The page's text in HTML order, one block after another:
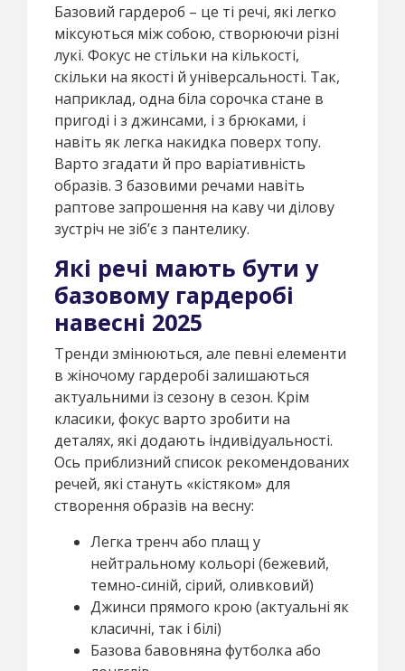
Базовий гардероб – це ті речі, які легко
міксуються між собою, створюючи різні
лукі. Фокус не стільки на кількості,
скільки на якості й універсальності. Так,
наприклад, одна біла сорочка стане в
пригоді і з джинсами, і з брюками, і
навіть як легка накидка поверх топу.
Варто згадати й про варіативність
образів. З базовими речами навіть
раптове запрошення на каву чи ділову
зустріч не зіб’є з пантелику.
Які речі мають бути у
базовому гардеробі
навесні 2025
Тренди змінюються, але певні елементи
в жіночому гардеробі залишаються
актуальними із сезону в сезон. Крім
класики, фокус варто зробити на
деталях, які додають індивідуальності.
Ось приблизний список рекомендованих
речей, які стануть «кістяком» для
створення образів на весну:
Легка тренч або плащ у
нейтральному кольорі (бежевий,
темно-синій, сірий, оливковий)
Джинси прямого крою (актуальні як
класичні, так і білі)
Базова бавовняна футболка або